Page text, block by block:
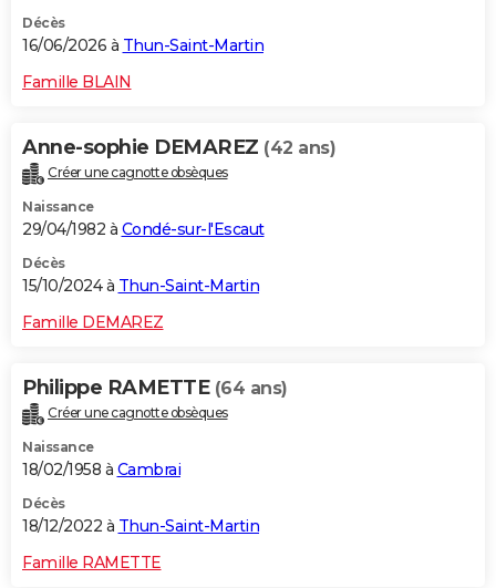
S'inscrire
Se connecter
Lycées
Collèges
Primaires
Universités
Entreprises
Service militaire
Avis de recherche
AVIS DE DÉCÈS
Décès
16/06/2026 à Thun-Saint-Martin
Famille BLAIN
Anne-sophie DEMAREZ (42 ans)
Créer une cagnotte obsèques
Naissance
29/04/1982 à Condé-sur-l'Escaut
Décès
15/10/2024 à Thun-Saint-Martin
Famille DEMAREZ
Philippe RAMETTE (64 ans)
Créer une cagnotte obsèques
Naissance
18/02/1958 à Cambrai
Décès
18/12/2022 à Thun-Saint-Martin
Famille RAMETTE